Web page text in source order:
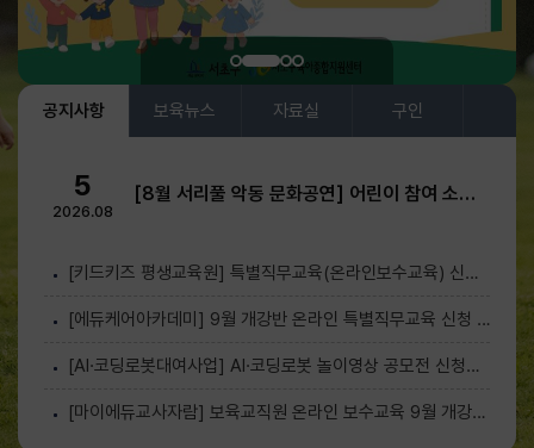
공지사항 보육뉴스 자료실 구인
5
2026.08
[8월 서리풀 악동 문화공연] 어린이 참여 소통 뮤지컬 「피노키오야 노올자~!」 안내
[키드키즈 평생교육원] 특별직무교육(온라인보수교육) 신청 안내(9월)
[에듀케어아카데미] 9월 개강반 온라인 특별직무교육 신청 안내
[AI·코딩로봇대여사업] AI·코딩로봇 놀이영상 공모전 신청안내
[마이에듀교사자람] 보육교직원 온라인 보수교육 9월 개강반 교육신청 안내